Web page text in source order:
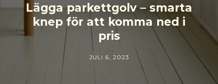
Lägga parkettgolv – smarta
knep för att komma ned i
pris
JULI 6, 2023